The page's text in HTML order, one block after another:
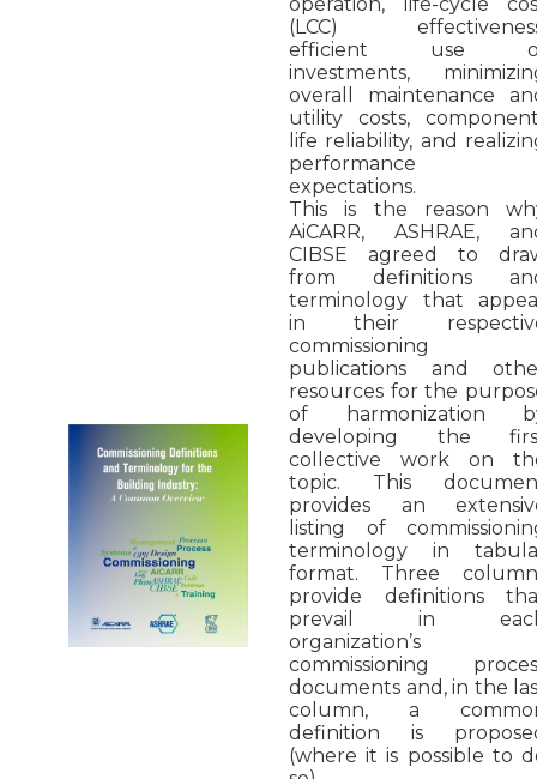
(LCC)
efficient use
investments,
overall maintenance
utility costs,
life reliability, and
performance
expectations.
This is the reason
AiCARR, ASHRAE,
CIBSE agreed to
from definitions
terminology that
in their
commissioning
publications and
resources for the
of harmonization
developing the
collective work on
topic. This
provides an
listing of
terminology in
format. Three
provide definitions
prevail in
organization’s
commissioning
documents and, in the
column, a
definition is
(where it is possible to